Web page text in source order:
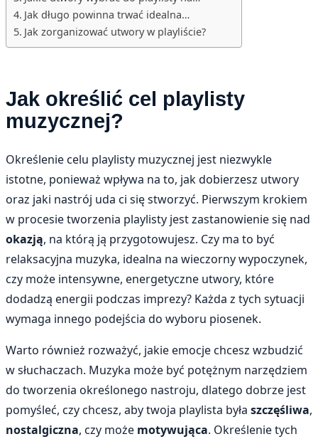
Jak długo powinna trwać idealna…
Jak zorganizować utwory w playliście?
Jak określić cel playlisty
muzycznej?
Określenie celu playlisty muzycznej jest niezwykle
istotne, ponieważ wpływa na to, jak dobierzesz utwory
oraz jaki nastrój uda ci się stworzyć. Pierwszym krokiem
w procesie tworzenia playlisty jest zastanowienie się nad
okazją, na którą ją przygotowujesz. Czy ma to być
relaksacyjna muzyka, idealna na wieczorny wypoczynek,
czy może intensywne, energetyczne utwory, które
dodadzą energii podczas imprezy? Każda z tych sytuacji
wymaga innego podejścia do wyboru piosenek.
Warto również rozważyć, jakie emocje chcesz wzbudzić
w słuchaczach. Muzyka może być potężnym narzędziem
do tworzenia określonego nastroju, dlatego dobrze jest
pomyśleć, czy chcesz, aby twoja playlista była szczęśliwa,
nostalgiczna, czy może motywująca. Określenie tych